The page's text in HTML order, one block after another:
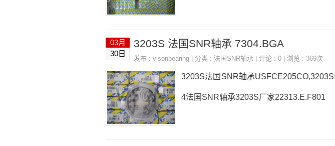
03月
30日
3203S 法国SNR轴承 7304.BGA
发布 : visonbearing | 分类 : 法国SNR轴承 | 评论 : 0 | 浏览 : 369次
3203S法国SNR轴承
4法国SNR轴承3203S厂家22313.E.F801